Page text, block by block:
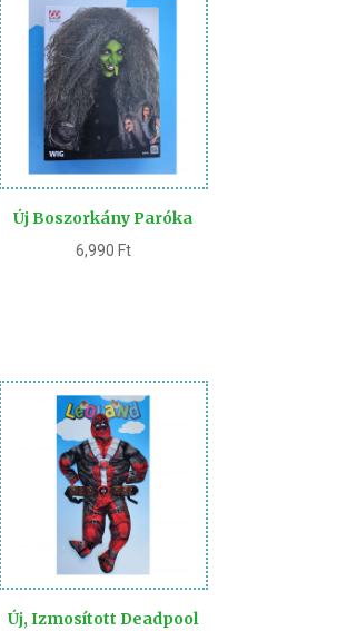
Új Boszorkány Paróka
6,990 Ft
Új, Izmosított Deadpool